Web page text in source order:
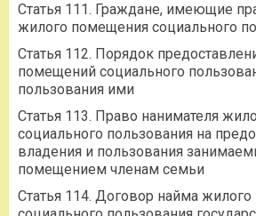
Статья 111. Граждане, имеющие
жилого помещения социального
Статья 112. Порядок
помещений социального
пользования ими
Статья 113. Право нанимателя
социального пользования на
владения и пользования
помещением членам семьи
Статья 114. Договор найма